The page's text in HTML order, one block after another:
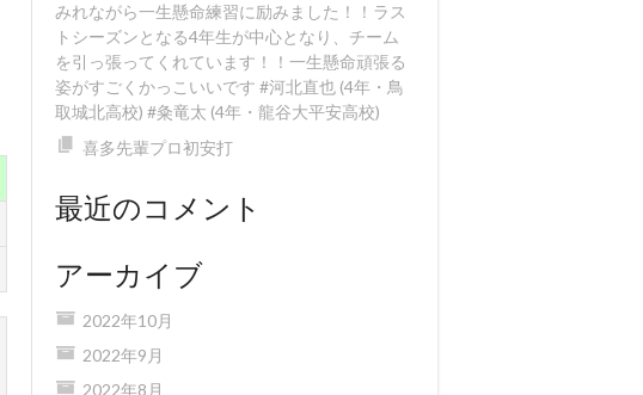
みれながら一生懸命練習に励みました！！️ラス
トシーズンとなる4年生が中心となり、チーム
を引っ張ってくれています！！一生懸命頑張る
姿がすごくかっこいいです #河北直也 (4年・鳥
取城北高校) #粂竜太 (4年・龍谷大平安高校)
喜多先輩プロ初安打
最近のコメント
アーカイブ
2022年10月
2022年9月
2022年8月